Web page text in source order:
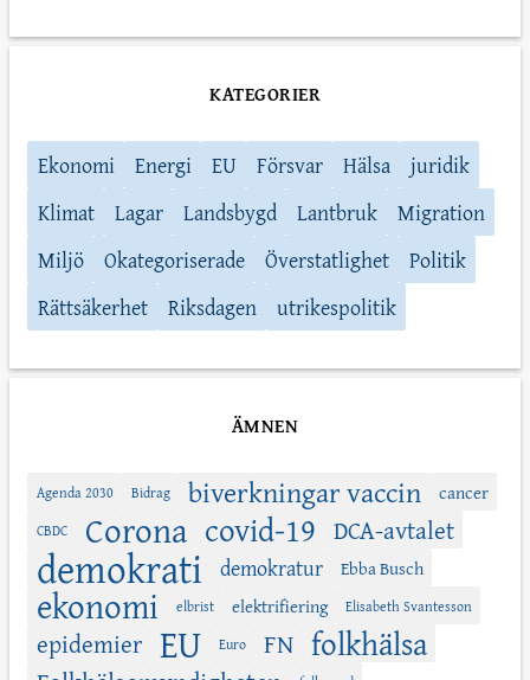
KATEGORIER
Ekonomi Energi EU Försvar Hälsa
juridik
Klimat
Lagar Landsbygd Lantbruk
Migration
Miljö
Okategoriserade Överstatlighet
Politik
Rättsäkerhet
Riksdagen utrikespolitik
ÄMNEN
Agenda 2030 Bidrag biverkningar vaccin cancer
CBDC Corona covid-19 DCA-avtalet
demokrati demokratur Ebba Busch
ekonomi elbrist elektrifiering Elisabeth Svantesson
epidemier EU Euro FN folkhälsa